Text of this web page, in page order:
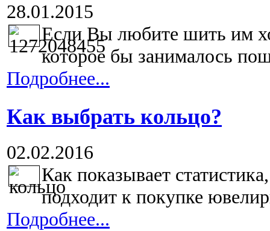
28.01.2015
Если Вы любите шить им
которое бы занималось
Подробнее...
Как выбрать кольцо?
02.02.2016
Как показывает
подходит к покупке
Подробнее...